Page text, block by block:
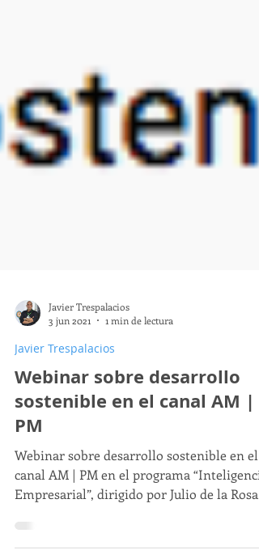
Javier Trespalacios
3 jun 2021
1 min de lectura
Javier Trespalacios
Webinar sobre desarrollo
sostenible en el canal AM |
PM